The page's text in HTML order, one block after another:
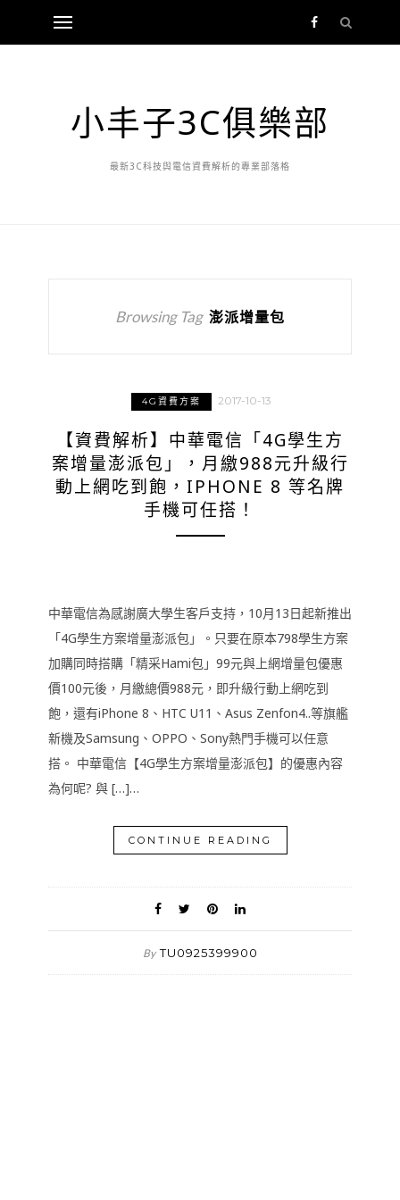
小丰子3C俱樂部
最新3C科技與電信資費解析的專業部落格
Browsing Tag 澎派增量包
4G資費方案 2017-10-13
【資費解析】中華電信「4G學生方
案增量澎派包」，月繳988元升級行
動上網吃到飽，IPHONE 8 等名牌
手機可任搭！
中華電信為感謝廣大學生客戶支持，10月13日起新推出
「4G學生方案增量澎派包」。只要在原本798學生方案
加購同時搭購「精采Hami包」99元與上網增量包優惠
價100元後，月繳總價988元，即升級行動上網吃到
飽，還有iPhone 8、HTC U11、Asus Zenfon4..等旗艦
新機及Samsung、OPPO、Sony熱門手機可以任意
搭。 中華電信【4G學生方案增量澎派包】的優惠內容
為何呢? 與 […]…
CONTINUE READING
By TU0925399900